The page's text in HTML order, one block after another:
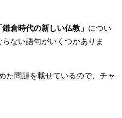
鎌倉時代の新しい仏教」 につい
ない語句がいくつかありま
た問題を載せているので、チャ